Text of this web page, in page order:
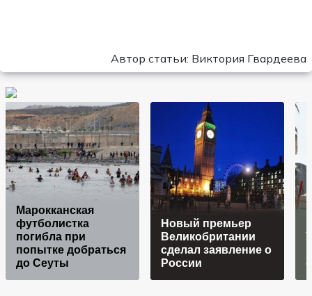
Автор статьи: Виктория Гвардеева
Марокканская
футболистка
погибла при
попытке добраться
до Сеуты
Новый премьер
Великобритании
сделал заявление о
России